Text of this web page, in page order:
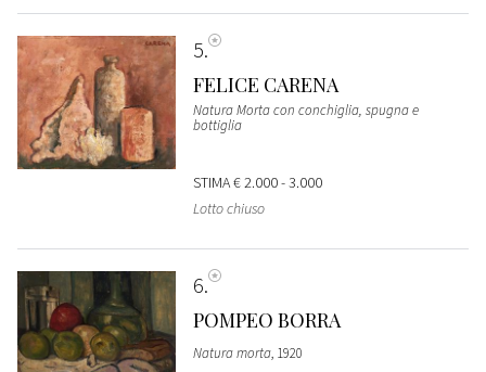
5
FELICE CARENA
Natura Morta con conchiglia, spugna e
bottiglia
STIMA€ 2.000 - 3.000
Lotto chiuso
6
POMPEO BORRA
Natura morta, 1920